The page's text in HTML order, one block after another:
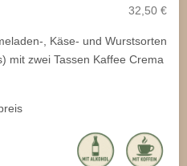
32,50 €
, Käse- und Wurstsorten
mit zwei Tassen Kaffee Crema